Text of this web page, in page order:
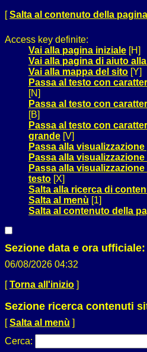
[Salta al contenuto della pagina
Access key definite:
Vai alla pagina iniziale [H]
Vai alla pagina di aiuto
Vai alla mappa del sito [Y]
Passa al testo con
[N]
Passa al testo con
[B]
Passa al testo con
grande [V]
Passa alla
Passa alla
Passa alla
testo [X]
Salta alla ricerca di
Salta al menù [1]
Salta al contenuto della
Sezione data e ora ufficiale:
06/08/2026 04:32
[Torna all'inizio ]
Sezione ricerca contenuti
[Salta al menù ]
Cerca: